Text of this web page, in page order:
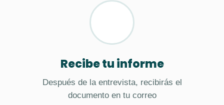
Recibe tu informe
Después de la entrevista, recibirás el
documento en tu correo